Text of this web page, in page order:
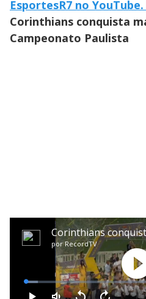
EsportesR7 no
Corinthians conquista
Campeonato Paulista